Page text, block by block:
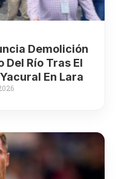
Demolición
Del Río Tras El
En Lara